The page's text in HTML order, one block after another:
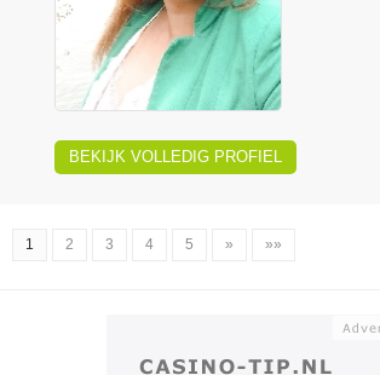
BEKIJK VOLLEDIG PROFIEL
1 2 3 4 5 » »»